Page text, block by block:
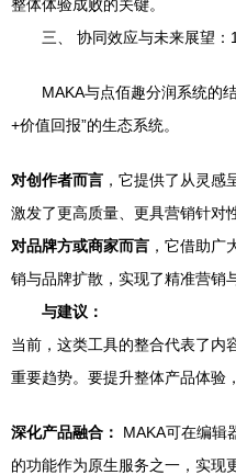
整体体验成败的关键。
三、 协同效应与未来展望
MAKA与点佰趣分润系统的
+价值回报”的生态系统。
对创作者而言 ，它提供了从灵感
激发了更高质量、更具营销针对
对品牌方或商家而言 ，它借助广
销与品牌扩散，实现了精准营销
与建议：
当前，这类工具的整合代表了内
重要趋势。要提升整体产品体验
深化产品融合：
MAKA可在编辑
的功能作为原生服务之一，实现